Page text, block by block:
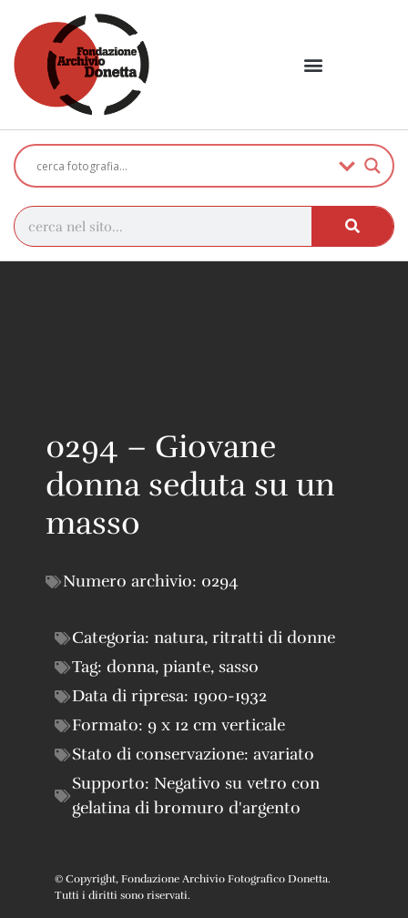
0294 – Giovane
donna seduta su un
masso
Numero archivio: 0294
Categoria: natura, ritratti di donne
Tag: donna, piante, sasso
Data di ripresa: 1900-1932
Formato: 9 x 12 cm verticale
Stato di conservazione: avariato
Supporto: Negativo su vetro con
gelatina di bromuro d'argento
© Copyright, Fondazione Archivio Fotografico Donetta.
Tutti i diritti sono riservati.